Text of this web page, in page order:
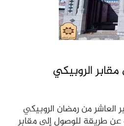
الروبيكي
العاشر من رمضان الروبيكي
طريقة للوصول إلى مقابر